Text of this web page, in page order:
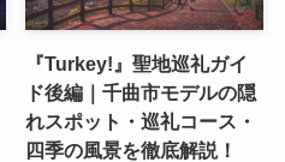
『Turkey!』聖地巡礼ガイ
ド後編｜千曲市モデルの隠
れスポット・巡礼コース・
四季の風景を徹底解説！